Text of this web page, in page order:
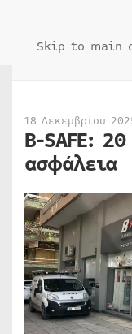
Skip to main
18 Δεκεμβρίου
B-SAFE:
ασφάλεια